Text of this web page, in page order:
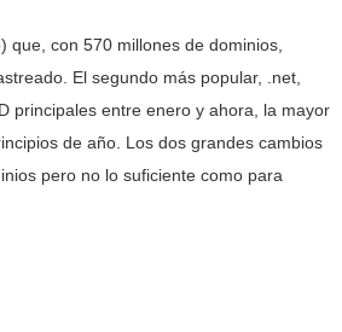
que, con 570 millones de dominios,
El segundo más popular, .net,
principales entre enero y ahora, la mayor
de año. Los dos grandes cambios
pero no lo suficiente como para